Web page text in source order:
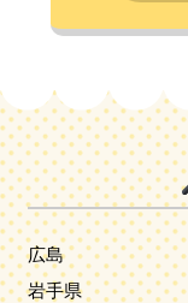
広島
岩手県